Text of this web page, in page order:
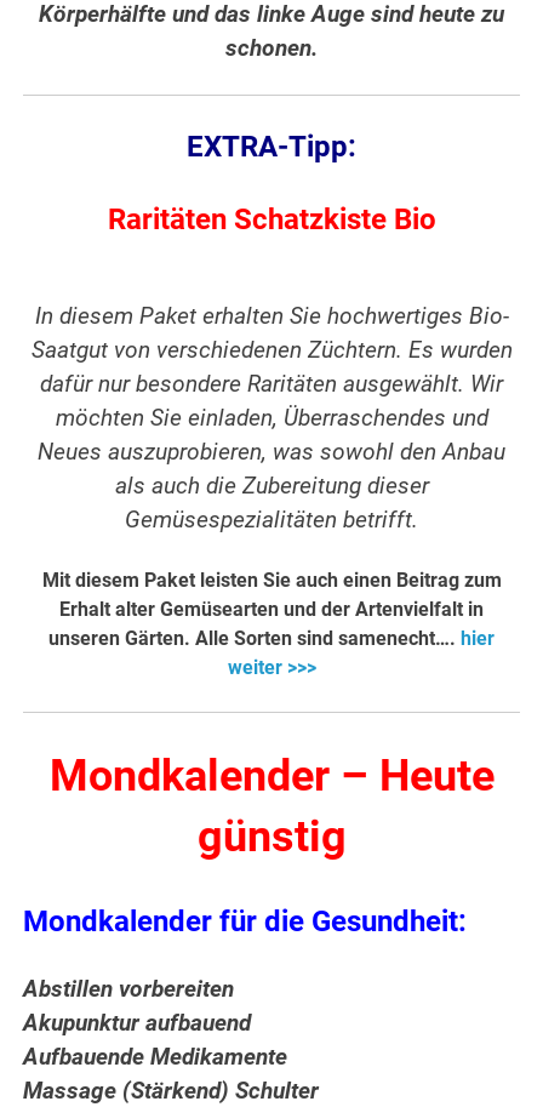
Körperhälfte und das linke Auge sind heute zu
schonen.
EXTRA-Tipp:
Raritäten Schatzkiste Bio
In diesem Paket erhalten Sie hochwertiges Bio-
Saatgut von verschiedenen Züchtern. Es wurden
dafür nur besondere Raritäten ausgewählt. Wir
möchten Sie einladen, Überraschendes und
Neues auszuprobieren, was sowohl den Anbau
als auch die Zubereitung dieser
Gemüsespezialitäten betrifft.
Mit diesem Paket leisten Sie auch einen Beitrag zum
Erhalt alter Gemüsearten und der Artenvielfalt in
unseren Gärten. Alle Sorten sind samenecht…. hier
weiter >>>
Mondkalender – Heute
günstig
Mondkalender für die Gesundheit:
Abstillen vorbereiten
Akupunktur aufbauend
Aufbauende Medikamente
Massage (Stärkend) Schulter